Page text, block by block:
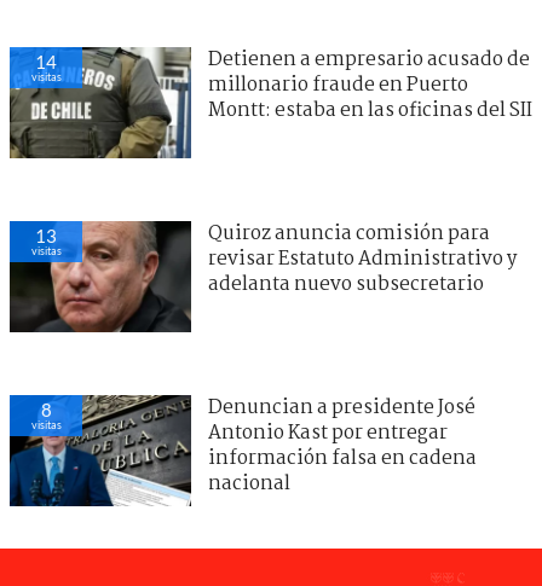
14
visitas
Detienen a empresario acusado de
millonario fraude en Puerto
Montt: estaba en las oficinas del SII
13
visitas
Quiroz anuncia comisión para
revisar Estatuto Administrativo y
adelanta nuevo subsecretario
8
visitas
Denuncian a presidente José
Antonio Kast por entregar
información falsa en cadena
nacional